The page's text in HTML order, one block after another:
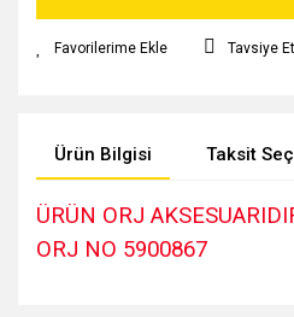
Tavsiye Et
Ürün Bilgisi Taksit
ÜRÜN ORJ
ORJ NO 5900867